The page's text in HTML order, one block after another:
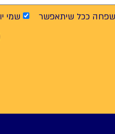
ככל שיתאפשר שמי